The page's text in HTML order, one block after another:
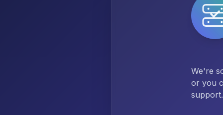
We're
or you
support.